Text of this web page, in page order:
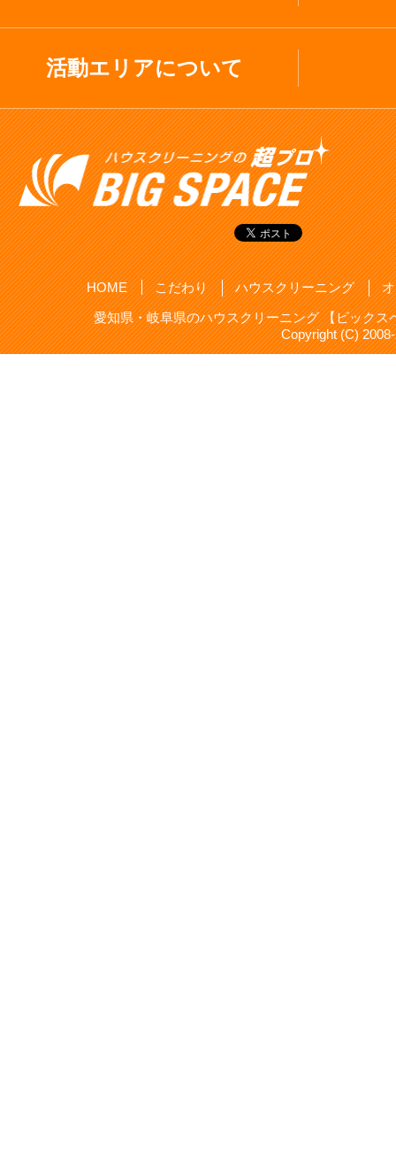
活動エリアについて
HOME こだわり ハウスクリーニング
愛知県・岐阜県のハウスクリーニング 【ビック
Copyright (C)